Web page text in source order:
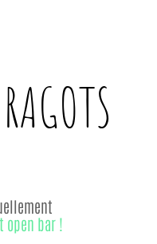
open bar !